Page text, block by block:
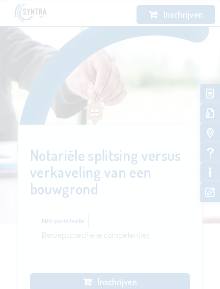
Inschrijven
Notariële splitsing versus
verkaveling van een
bouwgrond
KMO-portefeuille
Beroepsspecifieke competenties
Inschrijven